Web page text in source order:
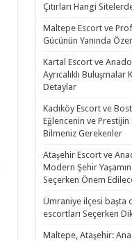
Çıtırları Hangi
Maltepe Escort ve
Gücünün Yanında
Kartal Escort ve
Ayrıcalıklı Buluşmalar
Detaylar
Kadıköy Escort ve
Eğlencenin ve Prestijin
Bilmeniz Gerekenler
Ataşehir Escort ve
Modern Şehir
Seçerken Önem
Ümraniye ilçesi başta
escortları Seçerken
Maltepe, Ataşehir: